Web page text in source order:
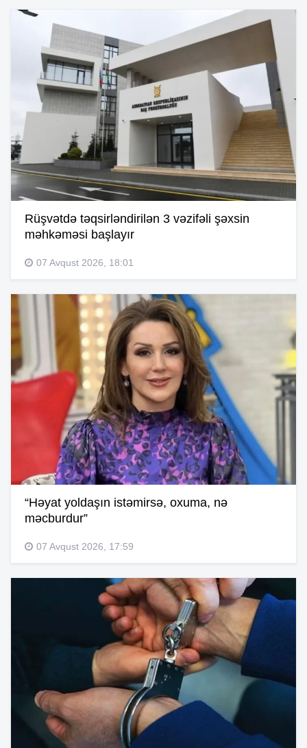
Rüşvətdə təqsirləndirilən 3 vəzifəli şəxsin
məhkəməsi başlayır
07 Avqust 2026, 18:01
“Həyat yoldaşın istəmirsə, oxuma, nə
məcburdur”
07 Avqust 2026, 17:59